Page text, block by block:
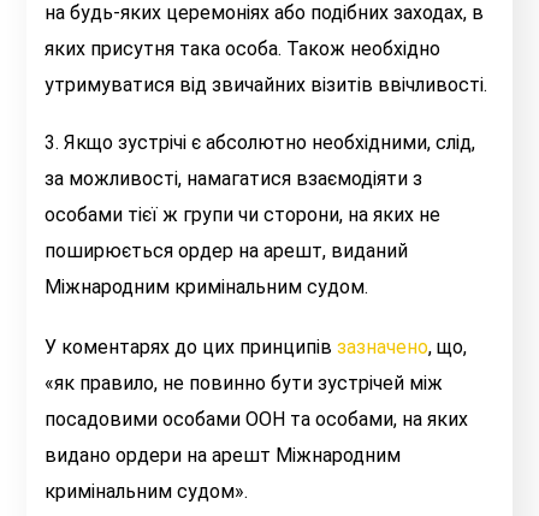
на будь-яких церемоніях або подібних заходах, в
яких присутня така особа. Також необхідно
утримуватися від звичайних візитів ввічливості.
3. Якщо зустрічі є абсолютно необхідними, слід,
за можливості, намагатися взаємодіяти з
особами тієї ж групи чи сторони, на яких не
поширюється ордер на арешт, виданий
Міжнародним кримінальним судом.
У коментарях до цих принципівзазначено, що,
«як правило, не повинно бути зустрічей між
посадовими особами ООН та особами, на яких
видано ордери на арешт Міжнародним
кримінальним судом».